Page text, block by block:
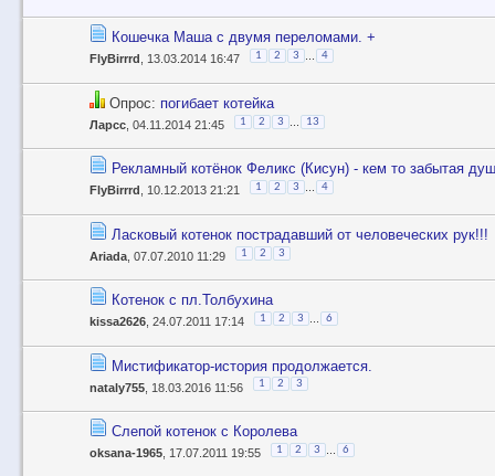
Кошечка Маша с двумя переломами. +
FlyBirrrd , 13.03.2014 16:47 1 2 3 4
Опрос: погибает котейка
Ларсс , 04.11.2014 21:45 1 2 3 13
Рекламный котёнок Феликс (Кисун) - кем то забытая
FlyBirrrd , 10.12.2013 21:21 1 2 3 4
Ласковый котенок пострадавший от человеческих рук!!!
Ariada , 07.07.2010 11:29 1 2 3
Котенок с пл.Толбухина
kissa2626 , 24.07.2011 17:14 1 2 3 6
Мистификатор-история продолжается.
nataly755 , 18.03.2016 11:56 1 2 3
Слепой котенок с Королева
oksana-1965 , 17.07.2011 19:55 1 2 3 6